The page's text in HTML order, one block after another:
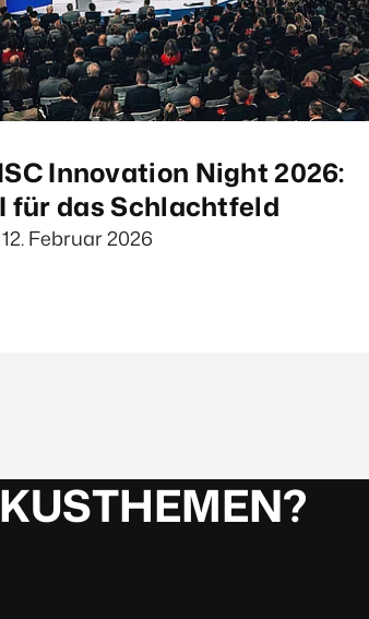
Innovation Night 2026:
für das Schlachtfeld
12. Februar 2026